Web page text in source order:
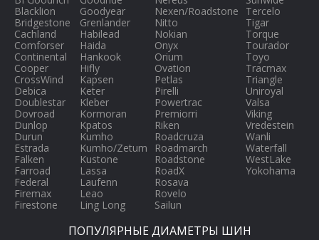
Blacklion
Bridgestone
Cachland
Comforser
Continental
Cooper
CrossWind
Debica
Doublestar
Dovroad
Dunlop
Durun
Estrada
Falken
Farroad
Federal
Firemax
Firestone
Goodyear
Grenlander
Habilead
Haida
Hankook
Hifly
Kapsen
Keter
Kleber
Kormoran
Kpatos
Kumho
Kumho/Zetum
Kustone
Lassa
Laufenn
Leao
Ling Long
Nexen/Roadstone
Nitto
Nokian
Onyx
Orium
Ovation
Petlas
Pirelli
Powertrac
Premiorri
Riken
Roadcruza
Roadmarch
Roadstone
RoadX
Rosava
Rovelo
Sailun
Tercelo
Tigar
Torque
Tourador
Toyo
Tracmax
Triangle
Uniroyal
Valsa
Viking
Vredestein
Wanli
Waterfall
WestLake
Yokohama
ПОПУЛЯРНЫЕ ДИАМЕТРЫ ШИН